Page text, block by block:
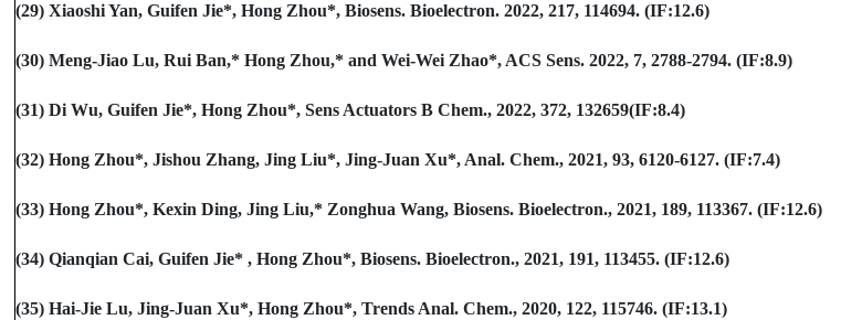
(29) Xiaoshi Yan, Guifen Jie*, Hong Zhou*, Biosens. Bioelectron. 2022, 217, 114694. (IF:12.6)
(30) Meng-Jiao Lu, Rui Ban,* Hong Zhou,* and Wei-Wei Zhao*, ACS Sens. 2022, 7, 2788-2794. (IF:8.9)
(31) Di Wu, Guifen Jie*, Hong Zhou*, Sens Actuators B Chem., 2022, 372, 132659(IF:8.4)
(32) Hong Zhou*, Jishou Zhang, Jing Liu*, Jing-Juan Xu*, Anal. Chem., 2021, 93, 6120-6127. (IF:7.4)
(33) Hong Zhou*, Kexin Ding, Jing Liu,* Zonghua Wang, Biosens. Bioelectron., 2021, 189, 113367. (IF:12.6)
(34) Qianqian Cai, Guifen Jie* , Hong Zhou*, Biosens. Bioelectron., 2021, 191, 113455. (IF:12.6)
(35) Hai-Jie Lu, Jing-Juan Xu*, Hong Zhou*, Trends Anal. Chem., 2020, 122, 115746. (IF:13.1)